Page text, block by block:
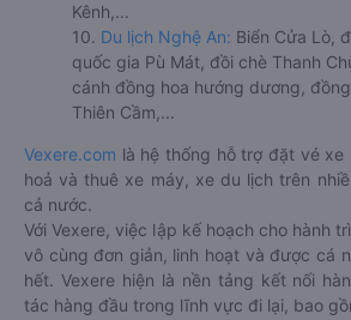
Kênh,...
10. Du lịch Nghệ An: Biển Cửa Lò,
quốc gia Pù Mát, đồi chè Thanh
cánh đồng hoa hướng dương,
Thiên Cầm,...
Vexere.com là hệ thống hỗ trợ đặt vé xe
hoả và thuê xe máy, xe du lịch trên
cả nước.
Với Vexere, việc lập kế hoạch cho hành
vô cùng đơn giản, linh hoạt và được cá
hết. Vexere hiện là nền tảng kết nối
tác hàng đầu trong lĩnh vực đi lại, bao